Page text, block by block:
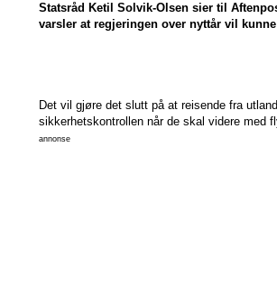
Statsråd Ketil Solvik-Olsen sier til
varsler at regjeringen over nyttår vil
Det vil gjøre det slutt på at reisende fra
sikkerhetskontrollen når de skal videre med
annonse